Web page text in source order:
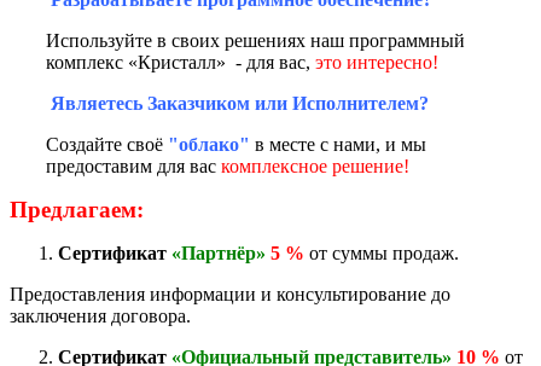
Используйте в своих решениях наш программный
комплекс «Кристалл» - для вас, это интересно!
Являетесь Заказчиком или Исполнителем?
Создайте своё "облако" в месте с нами, и мы
предоставим для вас комплексное решение!
Предлагаем:
Сертификат «Партнёр» 5 % от суммы продаж.
Предоставления информации и консультирование до
заключения договора.
Сертификат «Официальный представитель» 10 % от